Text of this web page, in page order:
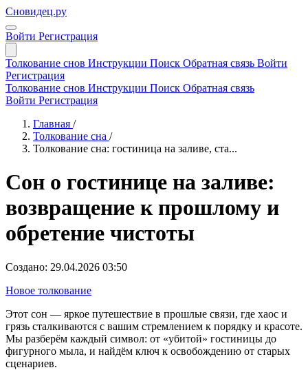
Сновидец.ру
Войти Регистрация
Толкование снов Инструкции Поиск Обратная связь Войти
Регистрация
Толкование снов Инструкции Поиск Обратная связь
Войти Регистрация
Главная /
Толкование сна /
Толкование сна: гостиница на заливе, ста...
Сон о гостинице на заливе:
возвращение к прошлому и
обретение чистоты
Создано: 29.04.2026 03:50
Новое толкование
Этот сон — яркое путешествие в прошлые связи, где хаос и
грязь сталкиваются с вашим стремлением к порядку и красоте.
Мы разберём каждый символ: от «убитой» гостиницы до
фигурного мыла, и найдём ключ к освобождению от старых
сценариев.